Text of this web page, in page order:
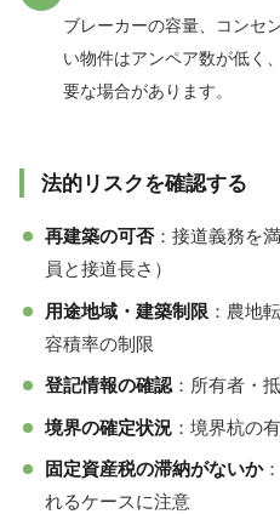
ブレーカーの容量、コンセ
い物件はアンペア数が低く
要な場合があります。
法的リスクを確認する
再建築の可否：接道義務を
員と接道長さ）
用途地域・建築制限 ：農地
容積率の制限
登記情報の確認：所有者・
境界の確定状況 ：境界杭の
固定資産税の滞納がないか
れるケースに注意